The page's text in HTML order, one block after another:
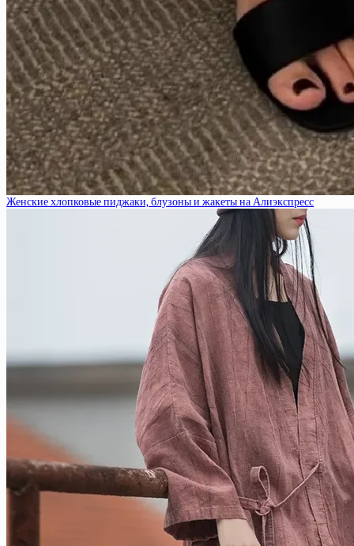
Женские хлопковые пиджаки, блузоны и жакеты на Алиэкспресс